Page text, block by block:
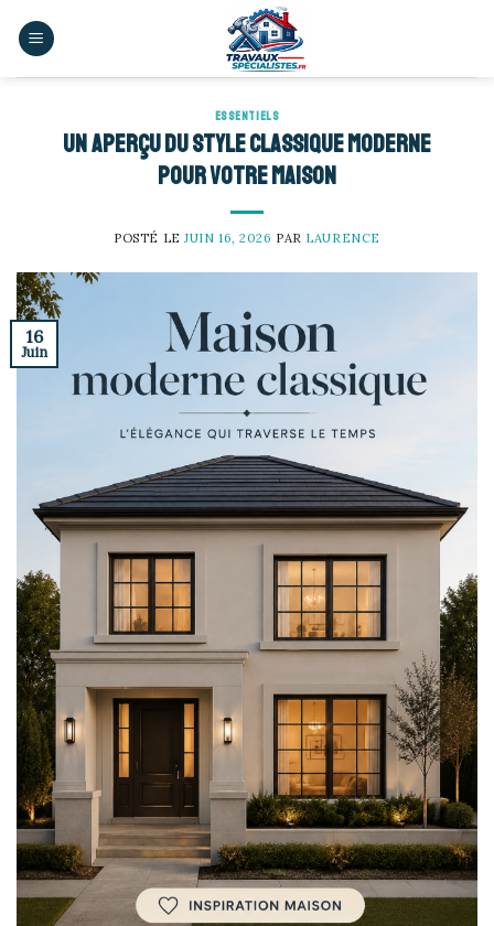
ESSENTIELS
Un aperçu du style classique moderne
pour votre maison
POSTÉ LEJUIN 16, 2026 PAR LAURENCE
16
Juin